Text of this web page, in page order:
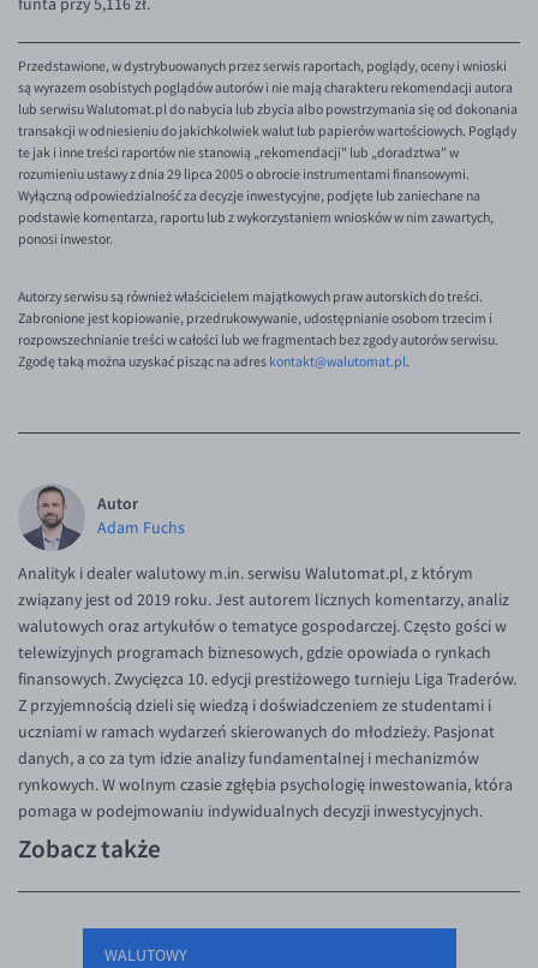
funta przy 5,116 zł.
Przedstawione, w dystrybuowanych przez serwis raportach, poglądy, oceny i wnioski
są wyrazem osobistych poglądów autorów i nie mają charakteru rekomendacji autora
lub serwisu Walutomat.pl do nabycia lub zbycia albo powstrzymania się od dokonania
transakcji w odniesieniu do jakichkolwiek walut lub papierów wartościowych. Poglądy
te jak i inne treści raportów nie stanowią „rekomendacji" lub „doradztwa" w
rozumieniu ustawy z dnia 29 lipca 2005 o obrocie instrumentami finansowymi.
Wyłączną odpowiedzialność za decyzje inwestycyjne, podjęte lub zaniechane na
podstawie komentarza, raportu lub z wykorzystaniem wniosków w nim zawartych,
ponosi inwestor.
Autorzy serwisu są również właścicielem majątkowych praw autorskich do treści.
Zabronione jest kopiowanie, przedrukowywanie, udostępnianie osobom trzecim i
rozpowszechnianie treści w całości lub we fragmentach bez zgody autorów serwisu.
Zgodę taką można uzyskać pisząc na adres kontakt@walutomat.pl.
Autor
Adam Fuchs
Analityk i dealer walutowy m.in. serwisu Walutomat.pl, z którym
związany jest od 2019 roku. Jest autorem licznych komentarzy, analiz
walutowych oraz artykułów o tematyce gospodarczej. Często gości w
telewizyjnych programach biznesowych, gdzie opowiada o rynkach
finansowych. Zwycięzca 10. edycji prestiżowego turnieju Liga Traderów.
Z przyjemnością dzieli się wiedzą i doświadczeniem ze studentami i
uczniami w ramach wydarzeń skierowanych do młodzieży. Pasjonat
danych, a co za tym idzie analizy fundamentalnej i mechanizmów
rynkowych. W wolnym czasie zgłębia psychologię inwestowania, która
pomaga w podejmowaniu indywidualnych decyzji inwestycyjnych.
Zobacz także
WALUTOWY